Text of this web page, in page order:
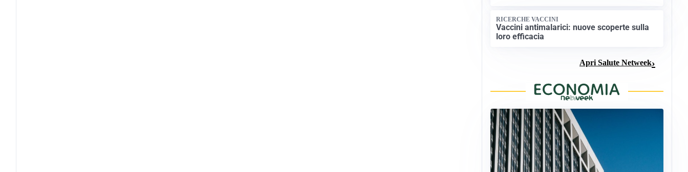
RICERCHE VACCINI
Vaccini antimalarici: nuove scoperte sulla
loro efficacia
Apri Salute Netweek